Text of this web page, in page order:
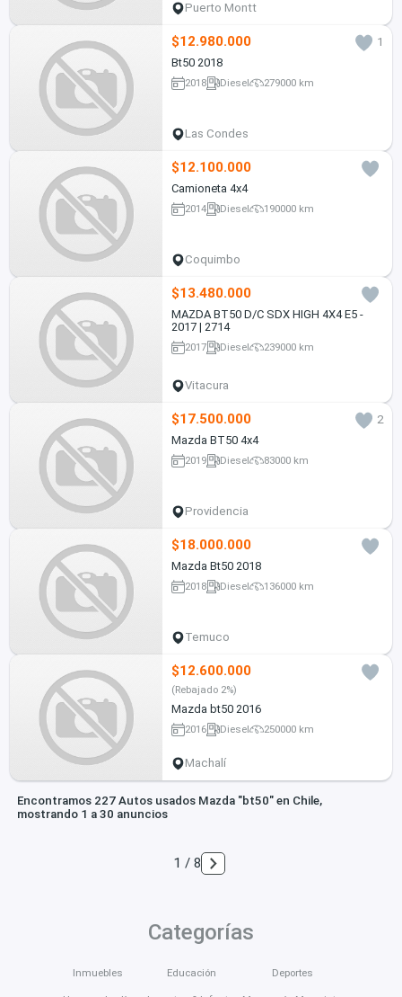
Puerto Montt
$12.980.000
1
Bt50 2018
2018 Diesel 279000 km
Las Condes
$12.100.000
Camioneta 4x4
2014 Diesel 190000 km
Coquimbo
$13.480.000
MAZDA BT50 D/C SDX HIGH 4X4 E5 -
2017 | 2714
2017 Diesel 239000 km
Vitacura
$17.500.000
2
Mazda BT50 4x4
2019 Diesel 83000 km
Providencia
$18.000.000
Mazda Bt50 2018
2018 Diesel 136000 km
Temuco
$12.600.000
(Rebajado 2%)
Mazda bt50 2016
2016 Diesel 250000 km
Machalí
Encontramos 227 Autos usados Mazda "bt50" en Chile,
mostrando 1 a 30 anuncios
1 / 8
Categorías
Inmuebles Educación Deportes